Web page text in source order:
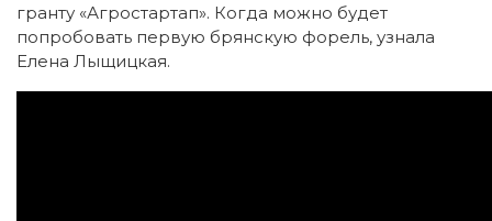
гранту «Агростартап». Когда можно будет
попробовать первую брянскую форель, узнала
Елена Лыщицкая.